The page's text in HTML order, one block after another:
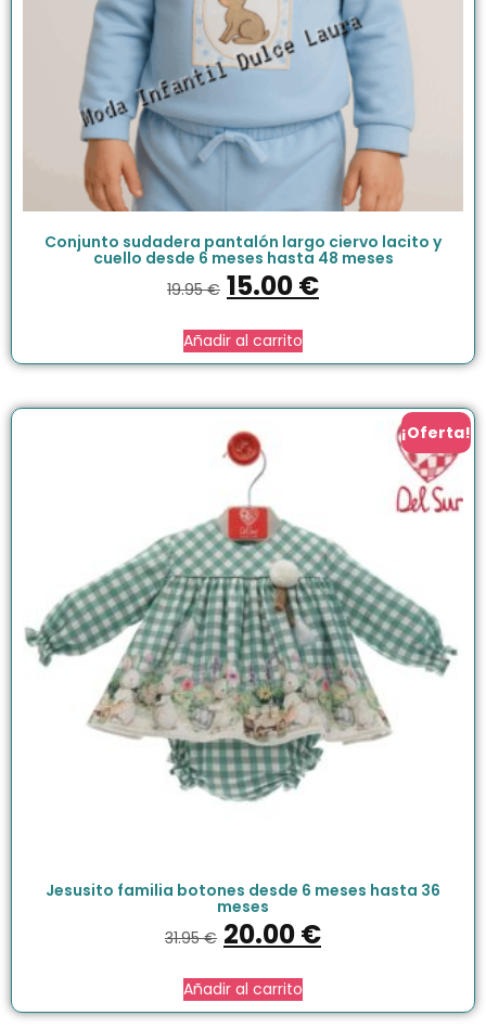
Conjunto sudadera pantalón largo ciervo lacito y
cuello desde 6 meses hasta 48 meses
19.95€ 15.00€
Añadir al carrito
¡Oferta!
Jesusito familia botones desde 6 meses hasta 36
meses
31.95€ 20.00€
Añadir al carrito